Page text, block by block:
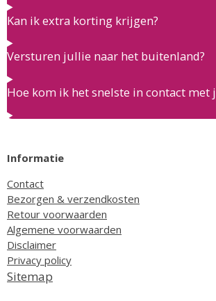
Kan ik extra korting krijgen?
Versturen jullie naar het buitenland?
Hoe kom ik het snelste in contact met
Informatie
Contact
Bezorgen & verzendkosten
Retour voorwaarden
Algemene voorwaarden
Disclaimer
Privacy policy
Sitemap